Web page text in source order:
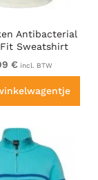
Antibacterial
Sweatshirt
Taupe
€ incl. BTW